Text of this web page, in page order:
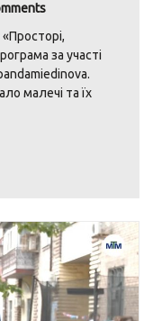
за участі
малечі та їх